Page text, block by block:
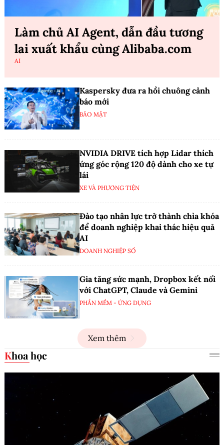
Làm chủ AI Agent, dẫn đầu tương
lai xuất khẩu cùng Alibaba.com
AI
Kaspersky đưa ra hồi chuông cảnh
báo mới
BẢO MẬT
NVIDIA DRIVE tích hợp Lidar thích
ứng góc rộng 120 độ dành cho xe tự
lái
XE VÀ PHƯƠNG TIỆN
Đào tạo nhân lực trở thành chìa khóa
để doanh nghiệp khai thác hiệu quả
AI
DOANH NGHIỆP SỐ
Gia tăng sức mạnh, Dropbox kết nối
với ChatGPT, Claude và Gemini
PHẦN MỀM - ỨNG DỤNG
Xem thêm
Khoa học